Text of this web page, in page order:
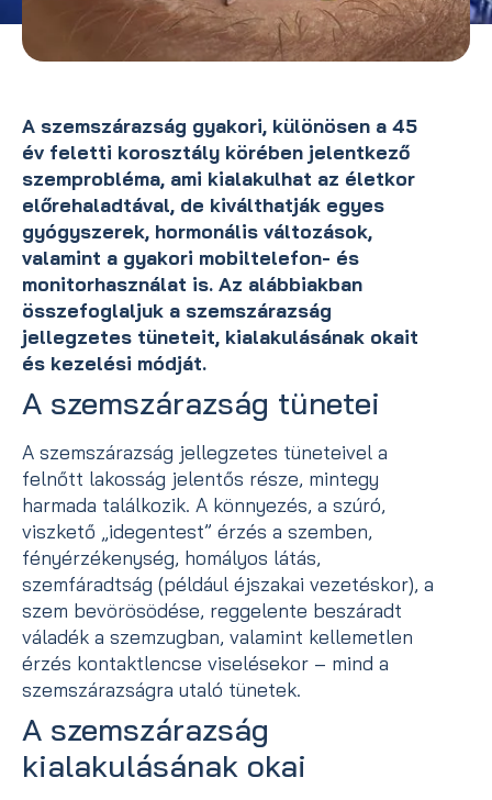
A szemszárazság gyakori, különösen a 45
év feletti korosztály körében jelentkező
szemprobléma, ami kialakulhat az életkor
előrehaladtával, de kiválthatják egyes
gyógyszerek, hormonális változások,
valamint a gyakori mobiltelefon- és
monitorhasználat is. Az alábbiakban
összefoglaljuk a szemszárazság
jellegzetes tüneteit, kialakulásának okait
és kezelési módját.
A szemszárazság tünetei
A szemszárazság jellegzetes tüneteivel a
felnőtt lakosság jelentős része, mintegy
harmada találkozik. A könnyezés, a szúró,
viszkető „idegentest” érzés a szemben,
fényérzékenység, homályos látás,
szemfáradtság (például éjszakai vezetéskor), a
szem bevörösödése, reggelente beszáradt
váladék a szemzugban, valamint kellemetlen
érzés kontaktlencse viselésekor – mind a
szemszárazságra utaló tünetek.
A szemszárazság
kialakulásának okai